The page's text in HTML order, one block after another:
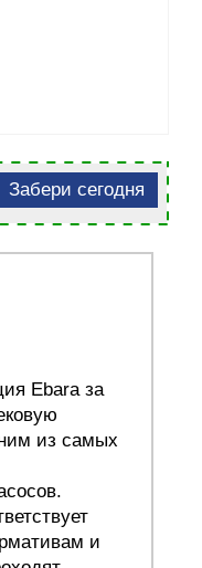
Забери сегодня
Ebara за
из самых
и